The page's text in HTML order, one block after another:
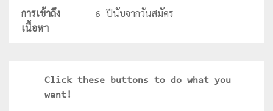
การเข้าถึง
เนื้อหา
6 ปีนับจากวันสมัคร
Click these buttons to do what you
want!